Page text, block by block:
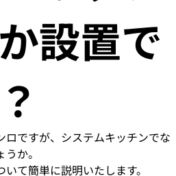
設置で
ロですが、システムキッチンでな
か。
て簡単に説明いたします。